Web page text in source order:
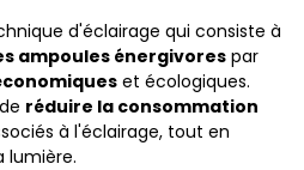
d'éclairage qui consiste à
ampoules énergivores par
et écologiques.
réduire la consommation
à l'éclairage, tout en
lumière.